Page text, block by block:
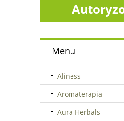
Menu
Aliness
Aromaterapia
Aura Herbals